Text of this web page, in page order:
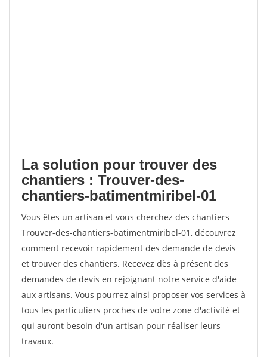
La solution pour trouver des
chantiers : Trouver-des-
chantiers-batimentmiribel-01
Vous êtes un artisan et vous cherchez des chantiers
Trouver-des-chantiers-batimentmiribel-01, découvrez
comment recevoir rapidement des demande de devis
et trouver des chantiers. Recevez dès à présent des
demandes de devis en rejoignant notre service d'aide
aux artisans. Vous pourrez ainsi proposer vos services à
tous les particuliers proches de votre zone d'activité et
qui auront besoin d'un artisan pour réaliser leurs
travaux.